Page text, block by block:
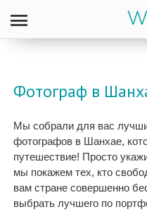
Фотограф в
Мы собрали для вас
фотографов в Шанхае,
путешествие! Просто
мы покажем тех, кто
вам стране совершенно
выбрать лучшего по